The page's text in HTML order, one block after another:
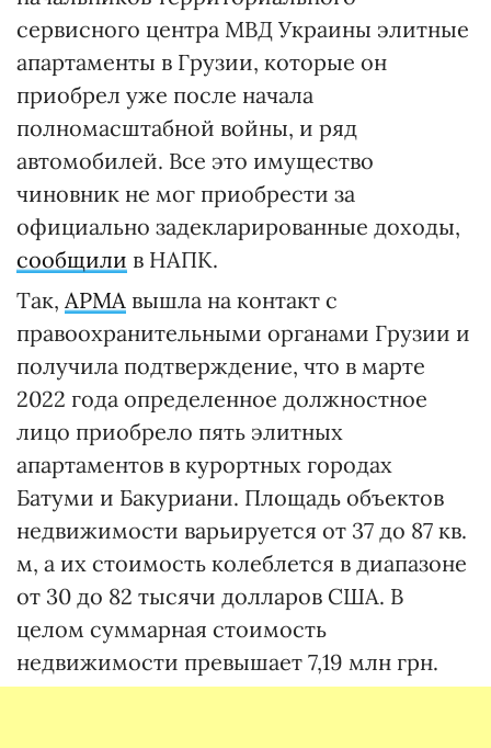
сервисного центра МВД Украины элитные
апартаменты в Грузии, которые он
приобрел уже после начала
полномасштабной войны, и ряд
автомобилей. Все это имущество
чиновник не мог приобрести за
официально задекларированные доходы,
сообщили в НАПК.
Так, АРМА вышла на контакт с
правоохранительными органами Грузии и
получила подтверждение, что в марте
2022 года определенное должностное
лицо приобрело пять элитных
апартаментов в курортных городах
Батуми и Бакуриани. Площадь объектов
недвижимости варьируется от 37 до 87 кв.
м, а их стоимость колеблется в диапазоне
от 30 до 82 тысячи долларов США. В
целом суммарная стоимость
недвижимости превышает 7,19 млн грн.